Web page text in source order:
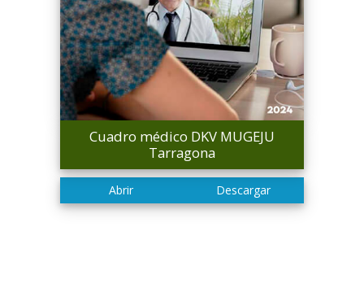
Cuadro médico DKV MUGEJU
Tarragona